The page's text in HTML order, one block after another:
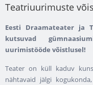
Teatriuurimuste
Eesti Draamateater ja
kutsuvad
uurimistööde võistlusel!
Teater on küll kaduv
nähtavaid jälgi